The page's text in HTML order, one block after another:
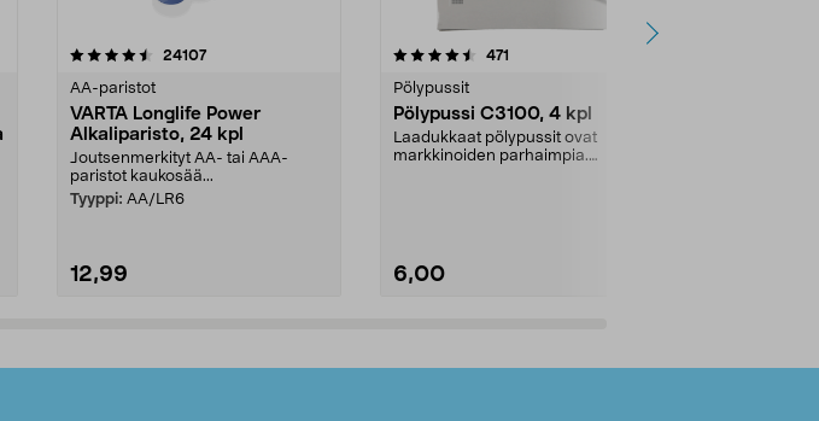
24107arvostelut
AA-paristot
VARTA Longlife Power
Alkaliparisto, 24 kpl
Joutsenmerkityt AA- tai AAA-
paristot kaukosää...
Tyyppi: AA/LR6
12,99
4.5viidestä
471
Pölypussit
Pölypussi C3100, 4 kpl
Laadukkaat pölypussit ovat
markkinoiden parhaimpia.
6,00
4.5viidestä